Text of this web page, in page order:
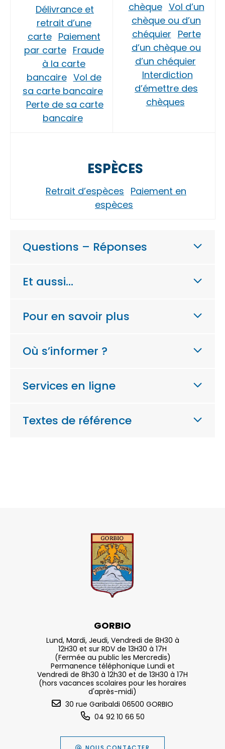
Délivrance et
retrait d’une
carte Paiement
par carte Fraude
à la carte
bancaire Vol de
sa carte bancaire
Perte de sa carte
bancaire
chèque Vol d’un
chèque ou d’un
chéquier Perte
d’un chèque ou
d’un chéquier
Interdiction
d’émettre des
chèques
ESPÈCES
Retrait d’espèces Paiement en
espèces
Questions – Réponses
Et aussi…
Pour en savoir plus
Où s’informer ?
Services en ligne
Textes de référence
GORBIO
Lund, Mardi, Jeudi, Vendredi de 8H30 à
12H30 et sur RDV de 13H30 à 17H
(Fermée au public les Mercredis)
Permanence téléphonique Lundi et
Vendredi de 8h30 à 12h30 et de 13H30 à 17H
(hors vacances scolaires pour les horaires
d'après-midi)
30 rue Garibaldi 06500 GORBIO
04 92 10 66 50